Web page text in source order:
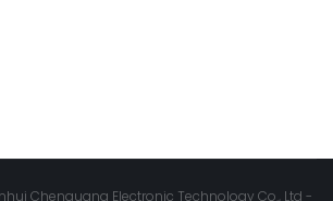
Chenguang Electronic Technology Co., Ltd -